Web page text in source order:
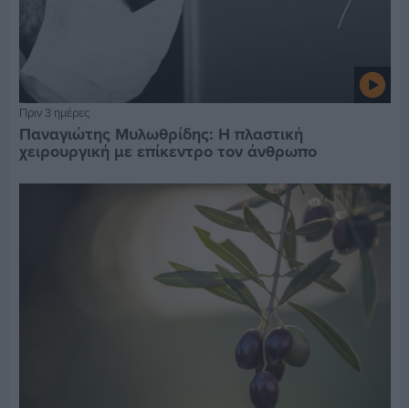
Πριν 3 ημέρες
Παναγιώτης Μυλωθρίδης: Η πλαστική
χειρουργική με επίκεντρο τον άνθρωπο